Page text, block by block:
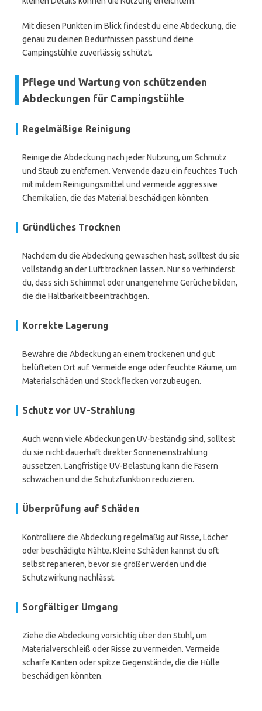
Mit diesen Punkten im Blick findest du eine Abdeckung, die
genau zu deinen Bedürfnissen passt und deine
Campingstühle zuverlässig schützt.
Pflege und Wartung von schützenden
Abdeckungen für Campingstühle
Regelmäßige Reinigung
Reinige die Abdeckung nach jeder Nutzung, um Schmutz
und Staub zu entfernen. Verwende dazu ein feuchtes Tuch
mit mildem Reinigungsmittel und vermeide aggressive
Chemikalien, die das Material beschädigen könnten.
Gründliches Trocknen
Nachdem du die Abdeckung gewaschen hast, solltest du sie
vollständig an der Luft trocknen lassen. Nur so verhinderst
du, dass sich Schimmel oder unangenehme Gerüche bilden,
die die Haltbarkeit beeinträchtigen.
Korrekte Lagerung
Bewahre die Abdeckung an einem trockenen und gut
belüfteten Ort auf. Vermeide enge oder feuchte Räume, um
Materialschäden und Stockflecken vorzubeugen.
Schutz vor UV-Strahlung
Auch wenn viele Abdeckungen UV-beständig sind, solltest
du sie nicht dauerhaft direkter Sonneneinstrahlung
aussetzen. Langfristige UV-Belastung kann die Fasern
schwächen und die Schutzfunktion reduzieren.
Überprüfung auf Schäden
Kontrolliere die Abdeckung regelmäßig auf Risse, Löcher
oder beschädigte Nähte. Kleine Schäden kannst du oft
selbst reparieren, bevor sie größer werden und die
Schutzwirkung nachlässt.
Sorgfältiger Umgang
Ziehe die Abdeckung vorsichtig über den Stuhl, um
Materialverschleiß oder Risse zu vermeiden. Vermeide
scharfe Kanten oder spitze Gegenstände, die die Hülle
beschädigen könnten.